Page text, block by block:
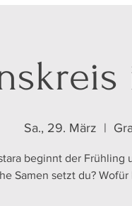
Sa., 29. März
  |
beginnt der Frühling
Samen setzt du? Wofür